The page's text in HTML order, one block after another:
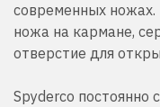
современных
ножа на кармане,
отверстие для
Spyderco постоянно